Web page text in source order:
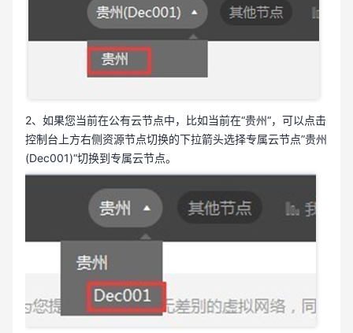
2、如果您当前在公有云节点中，比如当前在“贵州“，可以点击
控制台上方右侧资源节点切换的下拉箭头选择专属云节点”贵州
(Dec001)“切换到专属云节点。